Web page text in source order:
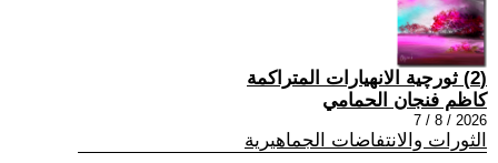
(2) ثورچية الانهيارات المتراكمة
كاظم فنجان الحمامي
2026 / 8 / 7
الثورات والانتفاضات الجماهيرية